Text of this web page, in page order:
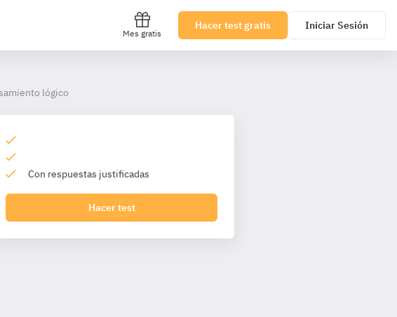
Mes gratis
Hacer test gratis Iniciar Sesión
lógico
Con respuestas justificadas
Hacer test